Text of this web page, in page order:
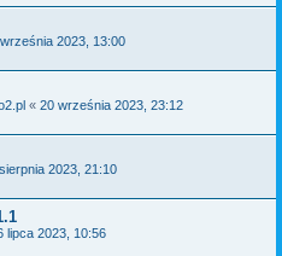
2023, 13:00
« 20 września 2023, 23:12
2023, 21:10
lipca 2023, 10:56